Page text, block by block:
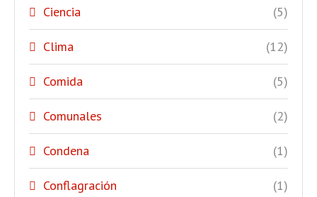
Ciencia (5)
Clima (12)
Comida (5)
Comunales (2)
Condena (1)
Conflagración (1)